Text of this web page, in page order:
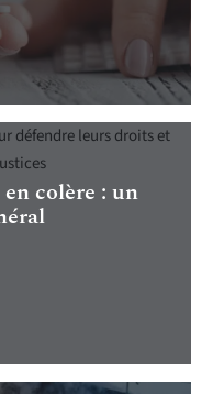
colère : un